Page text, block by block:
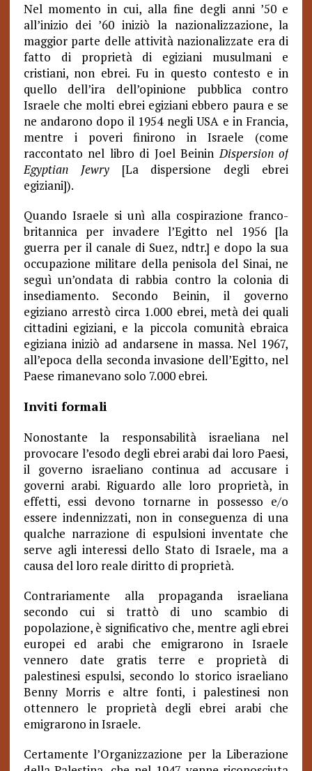
Nel momento in cui, alla fine degli anni ’50 e
all’inizio dei ’60 iniziò la nazionalizzazione, la
maggior parte delle attività nazionalizzate era di
fatto di proprietà di egiziani musulmani e
cristiani, non ebrei. Fu in questo contesto e in
quello dell’ira dell’opinione pubblica contro
Israele che molti ebrei egiziani ebbero paura e se
ne andarono dopo il 1954 negli USA e in Francia,
mentre i poveri finirono in Israele (come
raccontato nel libro di Joel BeininDispersion of
Egyptian Jewry [La dispersione degli ebrei
egiziani]).
Quando Israele si unì alla cospirazione franco-
britannica per invadere l’Egitto nel 1956 [la
guerra per il canale di Suez, ndtr.] e dopo la sua
occupazione militare della penisola del Sinai, ne
seguì un’ondata di rabbia contro la colonia di
insediamento. Secondo Beinin, il governo
egiziano arrestò circa 1.000 ebrei, metà dei quali
cittadini egiziani, e la piccola comunità ebraica
egiziana iniziò ad andarsene in massa. Nel 1967,
all’epoca della seconda invasione dell’Egitto, nel
Paese rimanevano solo 7.000 ebrei.
Inviti formali
Nonostante la responsabilità israeliana nel
provocare l’esodo degli ebrei arabi dai loro Paesi,
il governo israeliano continua ad accusare i
governi arabi. Riguardo alle loro proprietà, in
effetti, essi devono tornarne in possesso e/o
essere indennizzati, non in conseguenza di una
qualche narrazione di espulsioni inventate che
serve agli interessi dello Stato di Israele, ma a
causa del loro reale diritto di proprietà.
Contrariamente alla propaganda israeliana
secondo cui si trattò di uno scambio di
popolazione, è significativo che, mentre agli ebrei
europei ed arabi che emigrarono in Israele
vennero date gratis terre e proprietà di
palestinesi espulsi, secondo lo storico israeliano
Benny Morris e altre fonti, i palestinesi non
ottennero le proprietà degli ebrei arabi che
emigrarono in Israele.
Certamente l’Organizzazione per la Liberazione